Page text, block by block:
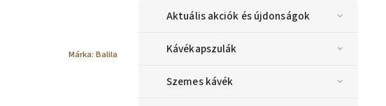
Aktuális akciók és újdonságok
Kávékapszulák
Szemes kávék
Márka: Balila